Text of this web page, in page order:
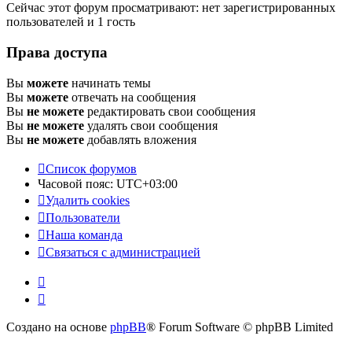
Сейчас этот форум просматривают: нет зарегистрированных
пользователей и 1 гость
Права доступа
Вы можете начинать темы
Вы можете отвечать на сообщения
Вы не можете редактировать свои сообщения
Вы не можете удалять свои сообщения
Вы не можете добавлять вложения
Список форумов
Часовой пояс: UTC+03:00
Удалить cookies
Пользователи
Наша команда
Связаться с администрацией
Создано на основе phpBB® Forum Software © phpBB Limited